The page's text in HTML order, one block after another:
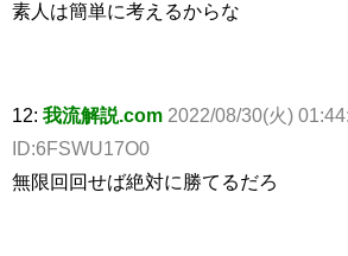
素人は簡単に考えるからな
12: 我流解説.com 2022/08/30(火)
ID:6FSWU17O0
無限回回せば絶対に勝てるだろ